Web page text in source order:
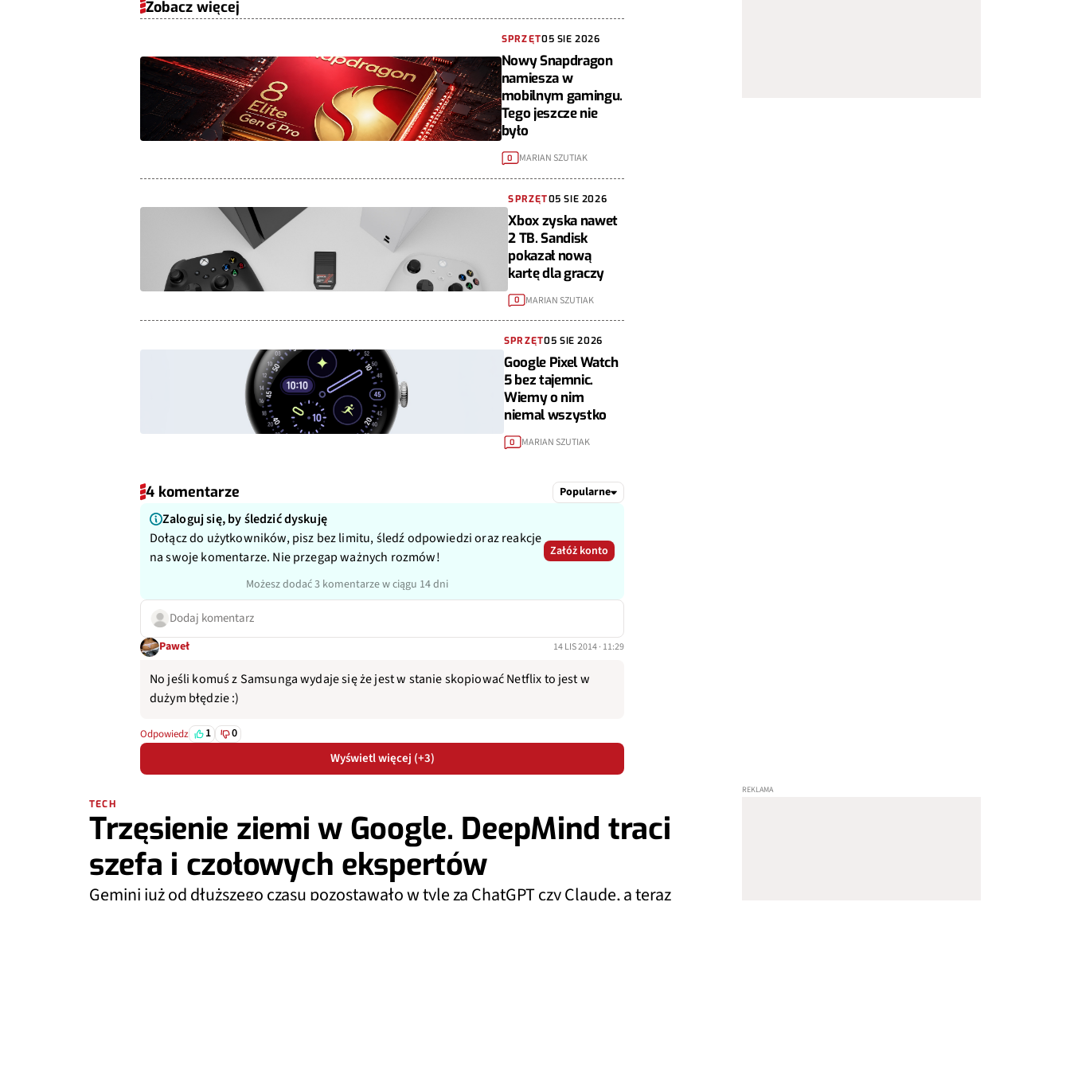
Zobacz więcej
SPRZĘT05 SIE 2026
Nowy Snapdragon
namiesza w
mobilnym gamingu.
Tego jeszcze nie
było
0 MARIAN SZUTIAK
SPRZĘT05 SIE 2026
Xbox zyska nawet
2 TB. Sandisk
pokazał nową
kartę dla graczy
0 MARIAN SZUTIAK
SPRZĘT05 SIE 2026
Google Pixel Watch
5 bez tajemnic.
Wiemy o nim
niemal wszystko
0 MARIAN SZUTIAK
4 komentarze Popularne
Zaloguj się, by śledzić dyskuję
Dołącz do użytkowników, pisz bez limitu, śledź odpowiedzi oraz reakcje
na swoje komentarze. Nie przegap ważnych rozmów!
Możesz dodać 3 komentarze w ciągu 14 dni
Załóż konto
Dodaj komentarz
Paweł 14 LIS 2014 · 11:29
No jeśli komuś z Samsunga wydaje się że jest w stanie skopiować Netflix to jest w
dużym błędzie :)
Odpowiedz 1 0
Wyświetl więcej (+3)
TECH
Trzęsienie ziemi w Google. DeepMind traci
szefa i czołowych ekspertów
Gemini już od dłuższego czasu pozostawało w tyle za ChatGPT czy Claude, a teraz